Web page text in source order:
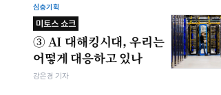
심층기획
미토스 쇼크
③ AI 대해킹시대, 우리는
어떻게 대응하고 있나
강은경 기자